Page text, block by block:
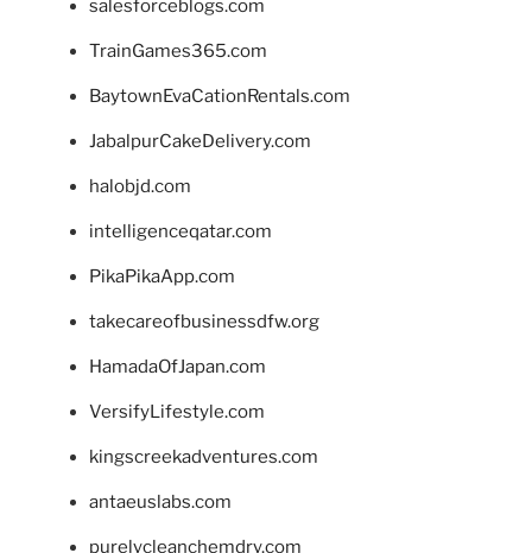
salesforceblogs.com
TrainGames365.com
BaytownEvaCationRentals.com
JabalpurCakeDelivery.com
halobjd.com
intelligenceqatar.com
PikaPikaApp.com
takecareofbusinessdfw.org
HamadaOfJapan.com
VersifyLifestyle.com
kingscreekadventures.com
antaeuslabs.com
purelycleanchemdry.com